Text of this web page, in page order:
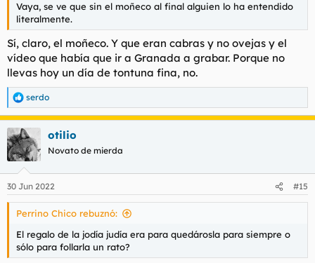
Vaya, se ve que sin el moñeco al final alguien lo ha entendido
literalmente.
Sí, claro, el moñeco. Y que eran cabras y no ovejas y el
vídeo que había que ir a Granada a grabar. Porque no
llevas hoy un día de tontuna fina, no.
R
e
a
c
c
i
e
s
serdo
otilio
Novato de mierda
30 Jun 2022 #15
Perrino Chico rebuznó:
El regalo de la jodía judía era para quedárosla para siempre o
sólo para follarla un rato?